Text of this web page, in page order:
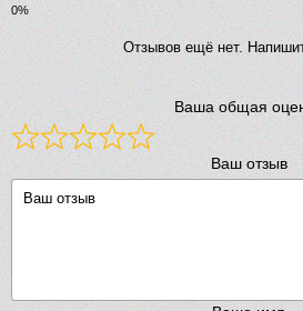
Отзывов ещё нет.
Ваша общая
Ваш отзыв